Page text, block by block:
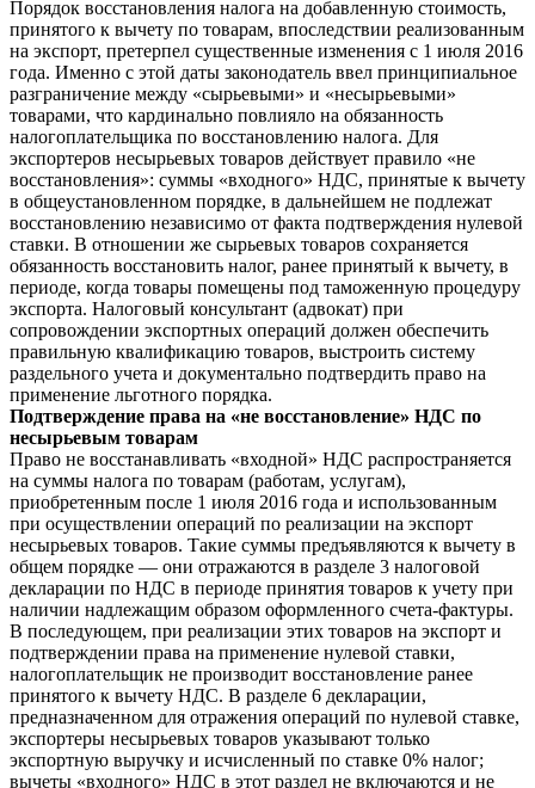
Порядок восстановления налога на добавленную стоимость,
принятого к вычету по товарам, впоследствии реализованным
на экспорт, претерпел существенные изменения с 1 июля 2016
года. Именно с этой даты законодатель ввел принципиальное
разграничение между «сырьевыми» и «несырьевыми»
товарами, что кардинально повлияло на обязанность
налогоплательщика по восстановлению налога. Для
экспортеров несырьевых товаров действует правило «не
восстановления»: суммы «входного» НДС, принятые к вычету
в общеустановленном порядке, в дальнейшем не подлежат
восстановлению независимо от факта подтверждения нулевой
ставки. В отношении же сырьевых товаров сохраняется
обязанность восстановить налог, ранее принятый к вычету, в
периоде, когда товары помещены под таможенную процедуру
экспорта. Налоговый консультант (адвокат) при
сопровождении экспортных операций должен обеспечить
правильную квалификацию товаров, выстроить систему
раздельного учета и документально подтвердить право на
применение льготного порядка.
Подтверждение права на «не восстановление» НДС по
несырьевым товарам
Право не восстанавливать «входной» НДС распространяется
на суммы налога по товарам (работам, услугам),
приобретенным после 1 июля 2016 года и использованным
при осуществлении операций по реализации на экспорт
несырьевых товаров. Такие суммы предъявляются к вычету в
общем порядке — они отражаются в разделе 3 налоговой
декларации по НДС в периоде принятия товаров к учету при
наличии надлежащим образом оформленного счета-фактуры.
В последующем, при реализации этих товаров на экспорт и
подтверждении права на применение нулевой ставки,
налогоплательщик не производит восстановление ранее
принятого к вычету НДС. В разделе 6 декларации,
предназначенном для отражения операций по нулевой ставке,
экспортеры несырьевых товаров указывают только
экспортную выручку и исчисленный по ставке 0% налог;
вычеты «входного» НДС в этот раздел не включаются и не